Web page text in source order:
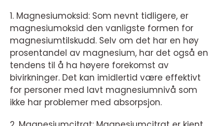
1. Magnesiumoksid: Som nevnt tidligere, er
magnesiumoksid den vanligste formen for
magnesiumtilskudd. Selv om det har en høy
prosentandel av magnesium, har det også en
tendens til å ha høyere forekomst av
bivirkninger. Det kan imidlertid være effektivt
for personer med lavt magnesiumnivå som
ikke har problemer med absorpsjon.